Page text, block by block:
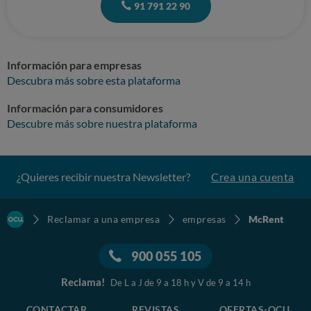
ineficacia y mala gestión del teleoperador, ya que en esta situación no
nos prestó la ayuda que esperábamos en una situación como est
91 791 22 90
Información para empresas
Descubra más sobre esta plataforma
Información para consumidores
Descubre más sobre nuestra plataforma
¿Quieres recibir nuestra Newsletter? Crea una cuenta
Reclamar a una empresa empresas McRent
900 055 105
Reclama! De L a J de 9 a 18 h y V de 9 a 14 h